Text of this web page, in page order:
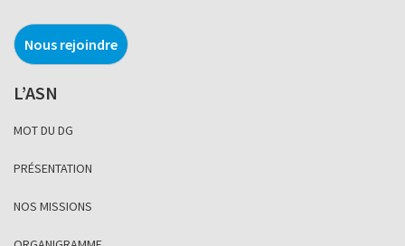
Nous rejoindre
L’ASN
MOT DU DG
PRÉSENTATION
NOS MISSIONS